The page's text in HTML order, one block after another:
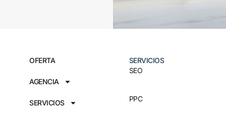
OFERTA
AGENCIA
SERVICIOS
SERVICIOS
SEO
PPC